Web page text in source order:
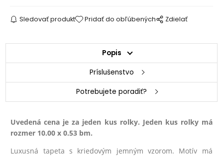
Sledovať produkt Pridať do obľúbených Zdielať
Popis
Príslušenstvo
Potrebujete poradiť?
Uvedená cena je za jeden kus rolky. Jeden kus rolky má
rozmer 10.00 x 0.53 bm.
Luxusná tapeta s kriedovým jemným vzorom. Motív má